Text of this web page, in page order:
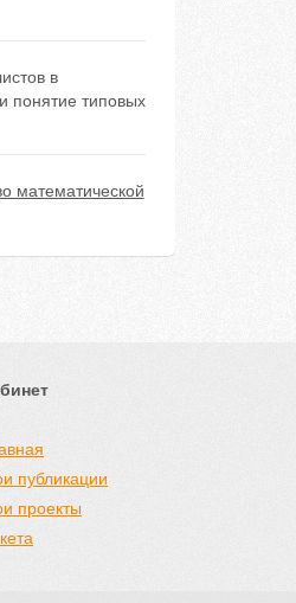
в
понятие типовых
математической
публикации
проекты